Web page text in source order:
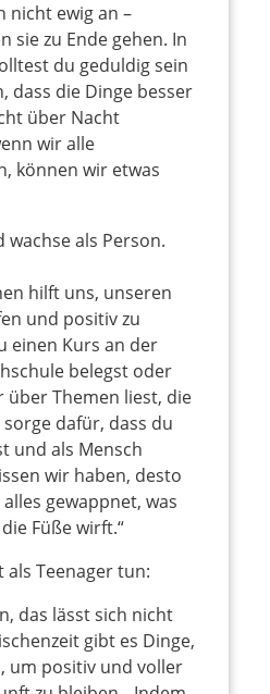
nicht ewig an –
sie zu Ende gehen. In
du geduldig sein
dass die Dinge besser
über Nacht
wir alle
können wir etwas
wachse als Person.
hilft uns, unseren
und positiv zu
einen Kurs an der
belegst oder
über Themen liest, die
dafür, dass du
und als Mensch
wir haben, desto
gewappnet, was
Füße wirft.“
als Teenager tun:
das lässt sich nicht
gibt es Dinge,
um positiv und voller